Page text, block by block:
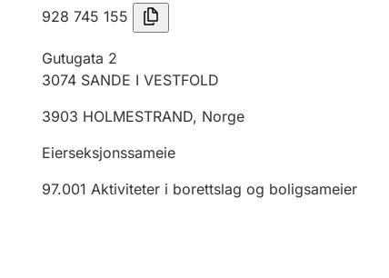
928 745 155
Gutugata 2
3074 SANDE I VESTFOLD
3903 HOLMESTRAND, Norge
Eierseksjonssameie
97.001 Aktiviteter i borettslag og boligsameier